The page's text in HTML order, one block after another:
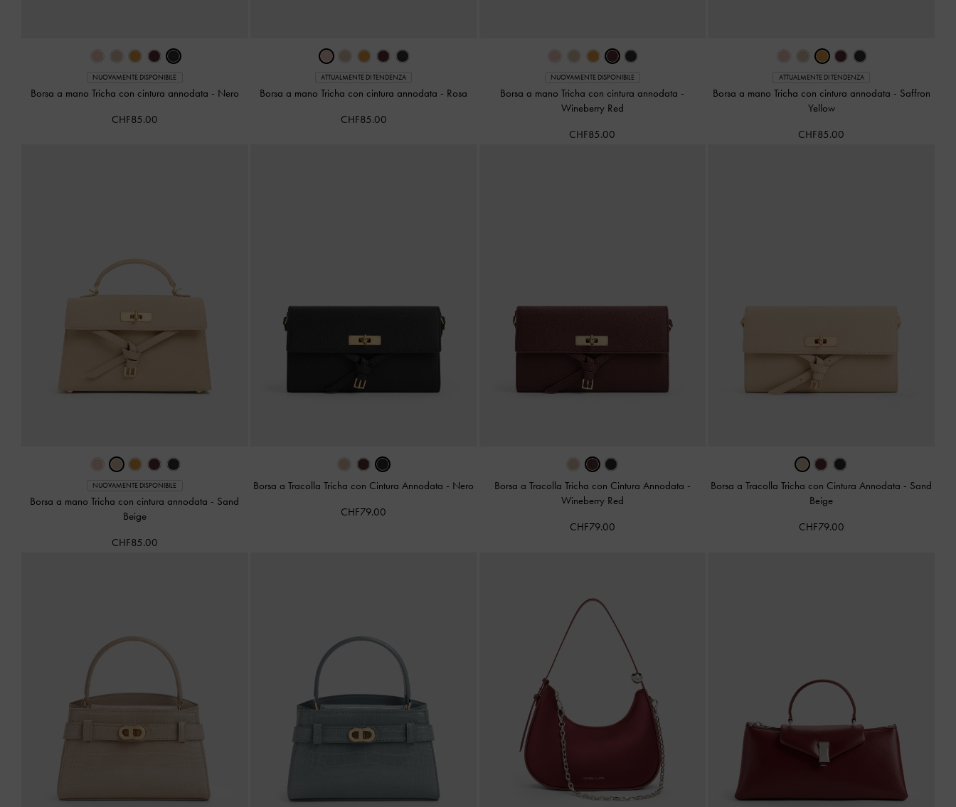
NUOVAMENTE DISPONIBILE
Borsa a mano Tricha con cintura annodata - Nero
CHF85.00
ATTUALMENTE DI TENDENZA
Borsa a mano Tricha con cintura annodata - Rosa
CHF85.00
NUOVAMENTE DISPONIBILE
Borsa a mano Tricha con cintura annodata -
Wineberry Red
CHF85.00
ATTUALMENTE DI TENDENZA
Borsa a mano Tricha con cintura annodata - Saffron
Yellow
CHF85.00
NUOVAMENTE DISPONIBILE
Borsa a mano Tricha con cintura annodata - Sand
Beige
CHF85.00
Borsa a Tracolla Tricha con Cintura Annodata - Nero
CHF79.00
Borsa a Tracolla Tricha con Cintura Annodata -
Wineberry Red
CHF79.00
Borsa a Tracolla Tricha con Cintura Annodata - Sand
Beige
CHF79.00